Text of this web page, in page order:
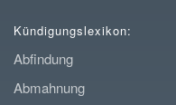
Kündigungslexikon:
Abfindung
Abmahnung